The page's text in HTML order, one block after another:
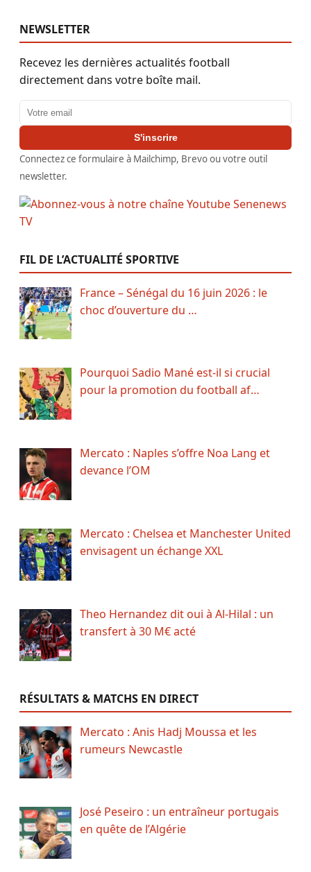
NEWSLETTER
Recevez les dernières actualités football
directement dans votre boîte mail.
Adresse email
S'inscrire
Connectez ce formulaire à Mailchimp, Brevo ou votre outil
newsletter.
FIL DE L’ACTUALITÉ SPORTIVE
France – Sénégal du 16 juin 2026 : le
choc d’ouverture du …
Pourquoi Sadio Mané est-il si crucial
pour la promotion du football af…
Mercato : Naples s’offre Noa Lang et
devance l’OM
Mercato : Chelsea et Manchester United
envisagent un échange XXL
Theo Hernandez dit oui à Al-Hilal : un
transfert à 30 M€ acté
RÉSULTATS & MATCHS EN DIRECT
Mercato : Anis Hadj Moussa et les
rumeurs Newcastle
José Peseiro : un entraîneur portugais
en quête de l’Algérie